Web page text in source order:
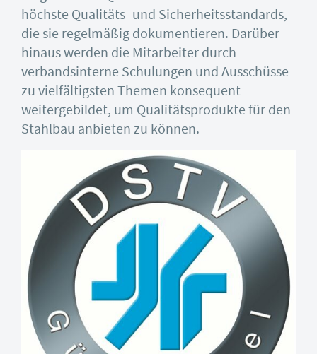
höchste Qualitäts- und Sicherheitsstandards,
die sie regelmäßig dokumentieren. Darüber
hinaus werden die Mitarbeiter durch
verbandsinterne Schulungen und Ausschüsse
zu vielfältigsten Themen konsequent
weitergebildet, um Qualitätsprodukte für den
Stahlbau anbieten zu können.